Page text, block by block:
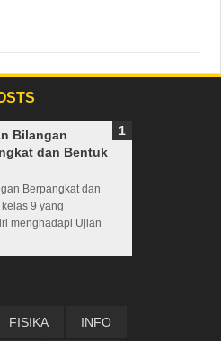
Bilangan
dan Bentuk
Berpangkat dan
kelas 9 yang
menghadapi Ujian
FISIKA INFO